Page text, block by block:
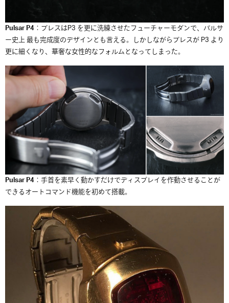
Pulsar P4：ブレスはP3 を更に洗練させたフューチャーモダンで、パルサ
ー史上 最も完成度のデザインとも言える。しかしながらブレスが P3 より
更に細くなり、華奢な女性的なフォルムとなってしまった。
Pulsar P4：手首を素早く動かすだけでディスプレイを作動させることが
できるオートコマンド機能を初めて搭載。